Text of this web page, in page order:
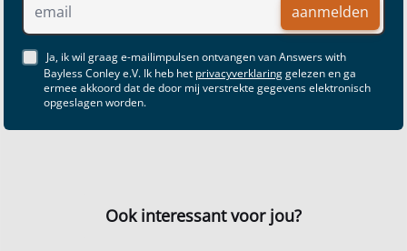
aanmelden
Ja, ik wil graag e-mailimpulsen ontvangen van Answers with
Bayless Conley e.V. Ik heb het privacyverklaringgelezen en ga
ermee akkoord dat de door mij verstrekte gegevens elektronisch
opgeslagen worden.
Ook interessant voor jou?